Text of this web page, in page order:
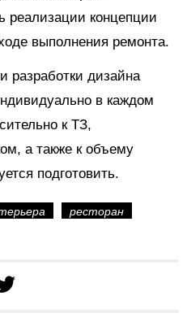
реализации концепции
выполнения ремонта.
разработки дизайна
в каждом
к ТЗ,
а также к объему
подготовить.
ресторан